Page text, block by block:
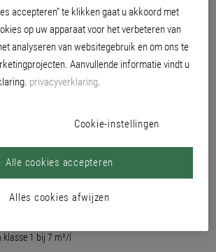
(commissie voor gezondheidsgerelateerde evaluatie
1 bij 7 m²/l
accepteren” te klikken gaat u akkoord met
op uw apparaat voor het verbeteren van
analyseren van websitegebruik en om ons te
Aanvullende informatie vindt u
privacyverklaring.
Cookie-instellingen
Alles cookies afwijzen
Alle cookies accepteren